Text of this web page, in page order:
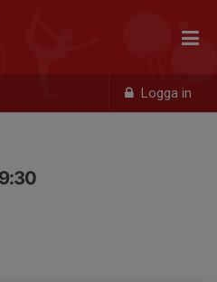
Logga in